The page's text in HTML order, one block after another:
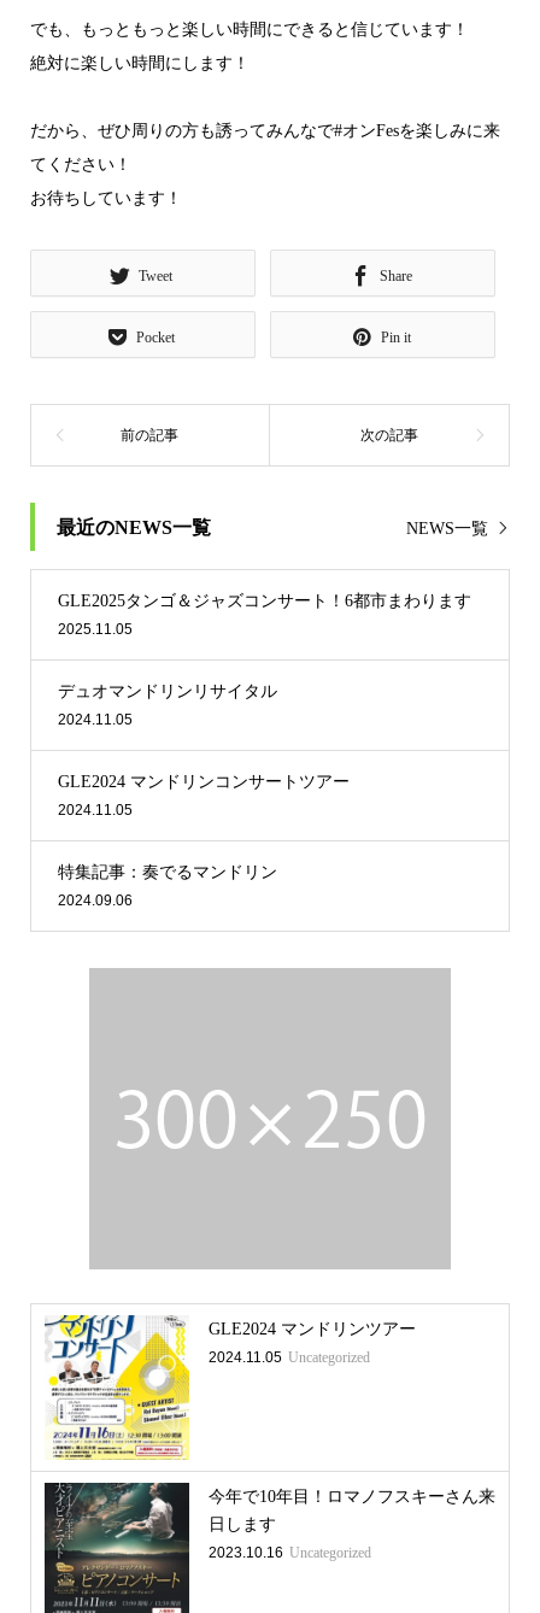
でも、もっともっと楽しい時間にできると信じています！
絶対に楽しい時間にします！
だから、ぜひ周りの方も誘ってみんなで#オンFesを楽しみに来
てください！
お待ちしています！
Tweet Share
Pocket Pin it
最近のNEWS一覧 NEWS一覧
GLE2025タンゴ＆ジャズコンサート！6都市まわります
2025.11.05
デュオマンドリンリサイタル
2024.11.05
GLE2024 マンドリンコンサートツアー
2024.11.05
特集記事：奏でるマンドリン
2024.09.06
GLE2024 マンドリンツアー
2024.11.05 Uncategorized
今年で10年目！ロマノフスキーさん来
日します
2023.10.16 Uncategorized